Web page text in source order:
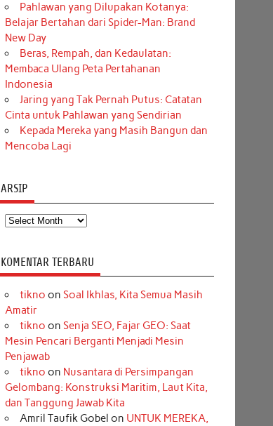
Pahlawan yang Dilupakan Kotanya:
Belajar Bertahan dari Spider-Man: Brand
New Day
Beras, Rempah, dan Kedaulatan:
Membaca Ulang Peta Pertahanan
Indonesia
Jaring yang Tak Pernah Putus: Catatan
Cinta untuk Pahlawan yang Sendirian
Kepada Mereka yang Masih Bangun dan
Mencoba Lagi
ARSIP
Arsip
KOMENTAR TERBARU
tikno on Soal Ikhlas, Kita Semua Masih
Amatir
tikno on Senja SEO, Fajar GEO: Saat
Mesin Pencari Berganti Menjadi Mesin
Penjawab
tikno on Nusantara di Persimpangan
Gelombang: Konstruksi Maritim, Laut Kita,
dan Tanggung Jawab Kita
Amril Taufik Gobel on UNTUK MEREKA,